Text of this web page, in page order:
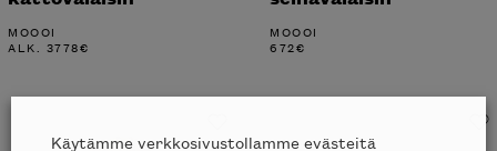
MOOOI
ALK. 3778€
MOOOI
672€
Käytämme verkkosivustollamme evästeitä